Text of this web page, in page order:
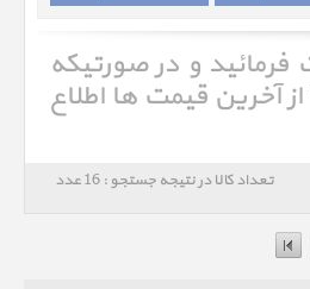
فرمائید و در صورتیکه
آخرین قیمت ها اطلاع
تعداد کالا در نتیجه جستجو : 16 عدد